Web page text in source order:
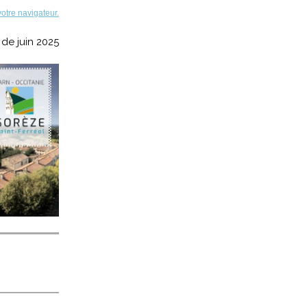
navigateur.
juin 2025